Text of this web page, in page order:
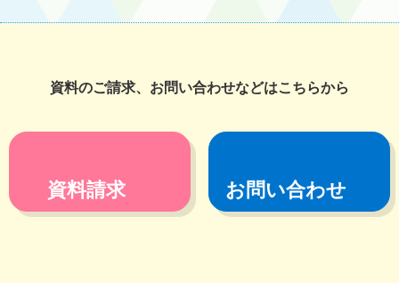
資料のご請求、お問い合わせなどはこちらから
資料請求 お問い合わせ